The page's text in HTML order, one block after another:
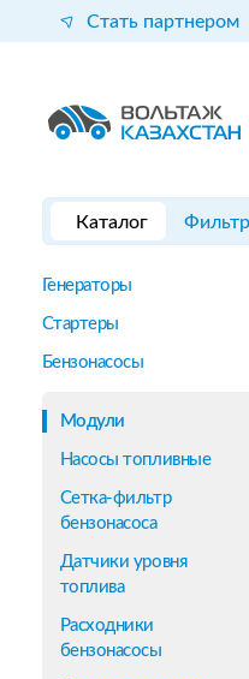
Стать партнером
Каталог
Генераторы
Стартеры
Бензонасосы
Модули
Насосы топливные
Сетка-фильтр
бензонасоса
Датчики уровня
топлива
Расходники
бензонасосы